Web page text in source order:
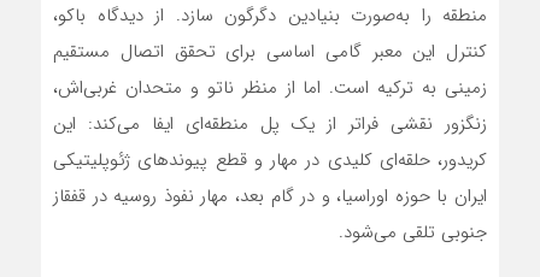
منطقه را به‌صورت بنیادین دگرگون سازد. از دیدگاه باکو،
کنترل این معبر گامی اساسی برای تحقق اتصال مستقیم
زمینی به ترکیه است. اما از منظر ناتو و متحدان غربی‌اش،
زنگزور نقشی فراتر از یک پل منطقه‌ای ایفا می‌کند: این
کریدور، حلقه‌ای کلیدی در مهار و قطع پیوندهای ژئوپلیتیکی
ایران با حوزه اوراسیا، و در گام بعد، مهار نفوذ روسیه در قفقاز
جنوبی تلقی می‌شود.